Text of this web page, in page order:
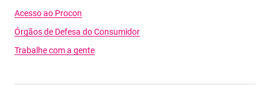
Acesso ao Procon
Órgãos de Defesa do Consumidor
Trabalhe com a gente